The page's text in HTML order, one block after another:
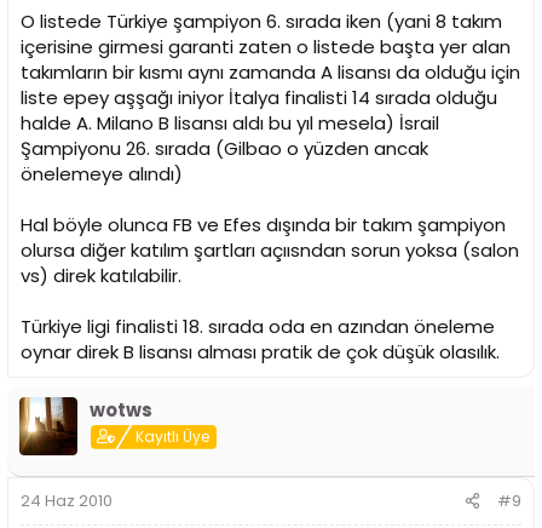
O listede Türkiye şampiyon 6. sırada iken (yani 8 takım
içerisine girmesi garanti zaten o listede başta yer alan
takımların bir kısmı aynı zamanda A lisansı da olduğu için
liste epey aşşağı iniyor İtalya finalisti 14 sırada olduğu
halde A. Milano B lisansı aldı bu yıl mesela) İsrail
Şampiyonu 26. sırada (Gilbao o yüzden ancak
önelemeye alındı)
Hal böyle olunca FB ve Efes dışında bir takım şampiyon
olursa diğer katılım şartları açıısndan sorun yoksa (salon
vs) direk katılabilir.
Türkiye ligi finalisti 18. sırada oda en azından öneleme
oynar direk B lisansı alması pratik de çok düşük olasılık.
wotws
Kayıtlı Üye
24 Haz 2010 #9